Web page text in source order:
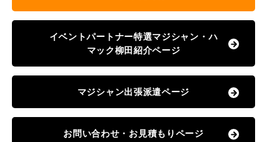
イベントパートナー特選マジシャン・ハ
マック柳田紹介ページ
マジシャン出張派遣ページ
お問い合わせ・お見積もりページ